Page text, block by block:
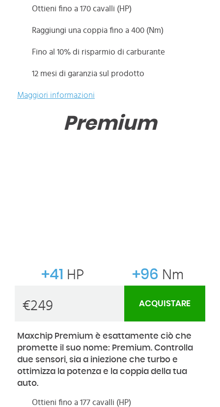
Ottieni fino a 170 cavalli (HP)
Raggiungi una coppia fino a 400 (Nm)
Fino al 10% di risparmio di carburante
12 mesi di garanzia sul prodotto
Maggiori informazioni
Premium
+41 HP +96 Nm
€249 ACQUISTARE
Maxchip Premium è esattamente ciò che
promette il suo nome: Premium. Controlla
due sensori, sia a iniezione che turbo e
ottimizza la potenza e la coppia della tua
auto.
Ottieni fino a 177 cavalli (HP)